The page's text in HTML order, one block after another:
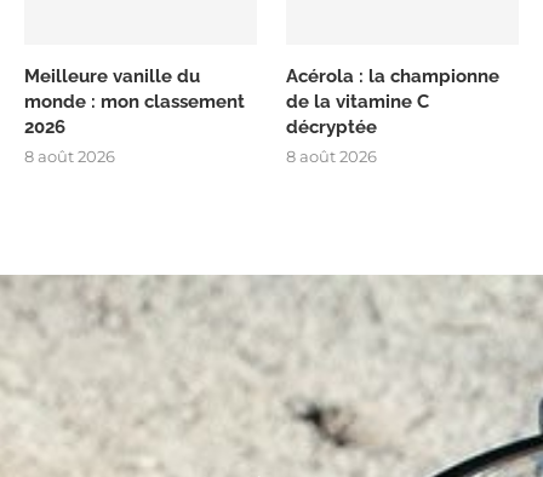
Meilleure vanille du
monde : mon classement
2026
8 août 2026
Acérola : la championne
de la vitamine C
décryptée
8 août 2026